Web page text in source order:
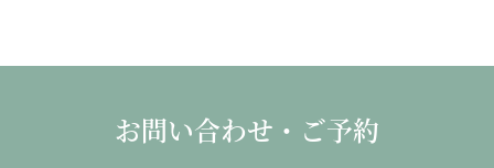
お問い合わせ・ご予約